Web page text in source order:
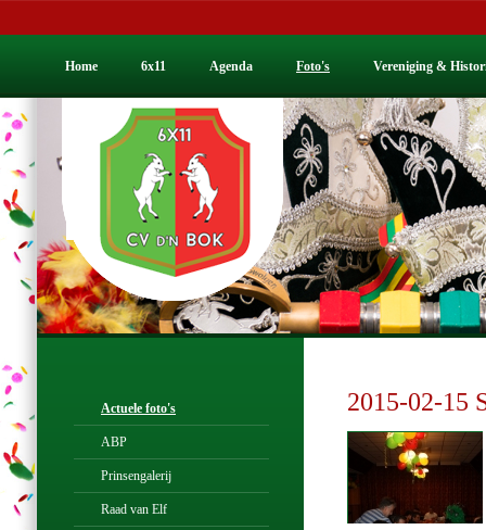
Home 6x11 Agenda Foto's Vereniging &
Actuele foto's
ABP
Prinsengalerij
Raad van Elf
2015-02-15